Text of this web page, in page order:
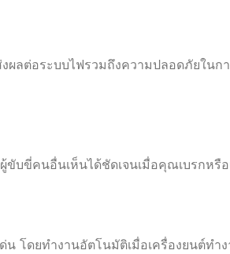
ลต่อระบบไฟรวมถึงความปลอดภัยในก
บขี่คนอื่นเห็นได้ชัดเจนเมื่อคุณเบรกหรือ
โดยทำงานอัตโนมัติเมื่อเครื่องยนต์ทำ